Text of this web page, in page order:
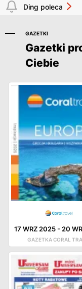
Ding poleca
GAZETKI
Gazetki
Ciebie
17 WRZ 2025- 20
GAZETKA CORAL